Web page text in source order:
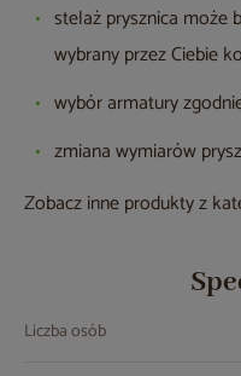
stelaż prysznica może
wybrany przez Ciebie
wybór armatury
zmiana wymiarów
Zobacz inne produkty z
Liczba osób